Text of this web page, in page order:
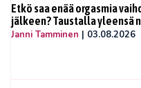
Etkö saa enää orgasmia
jälkeen? Taustalla yleensä
Janni Tamminen | 03.08.2026